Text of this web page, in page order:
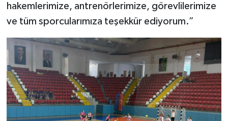
hakemlerimize, antrenörlerimize, görevlilerimize
ve tüm sporcularımıza teşekkür ediyorum.”